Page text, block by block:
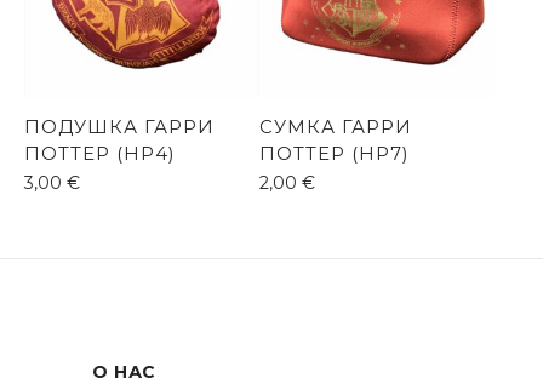
ПОДУШКА ГАРРИ
ПОТТЕР (HP4)
3,00 €
СУМКА ГАРРИ
ПОТТЕР (HP7)
2,00 €
О НАС